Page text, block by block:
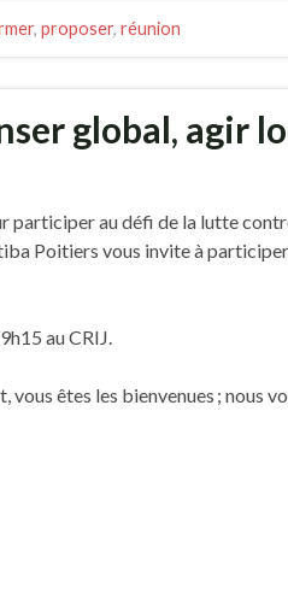
, proposer, réunion
global, agir
participer au défi de la lutte
Poitiers vous invite à
au CRIJ.
êtes les bienvenues ; nous